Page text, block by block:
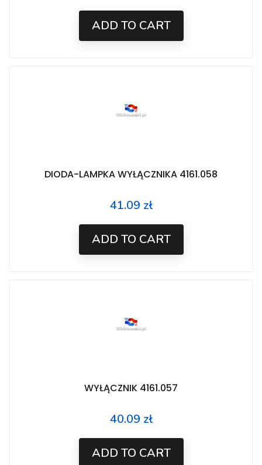
ADD TO CART
DIODA-LAMPKA WYŁĄCZNIKA 4161.058
Price
41.09 zł
ADD TO CART
WYŁĄCZNIK 4161.057
Price
40.09 zł
ADD TO CART